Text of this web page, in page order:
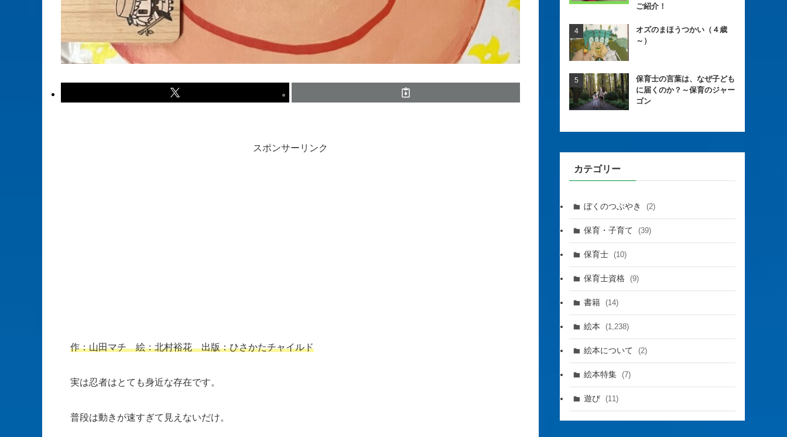
スポンサーリンク
作：山田マチ 絵：北村裕花 出版：ひさかたチャイルド
実は忍者はとても身近な存在です。
普段は動きが速すぎて見えないだけ。
ご紹介！
オズのまほうつかい（４歳
～）
保育士の言葉は、なぜ子ども
に届くのか？～保育のジャー
ゴン
カテゴリー
ぼくのつぶやき (2)
保育・子育て (39)
保育士 (10)
保育士資格 (9)
書籍 (14)
絵本 (1,238)
絵本について (2)
絵本特集 (7)
遊び (11)